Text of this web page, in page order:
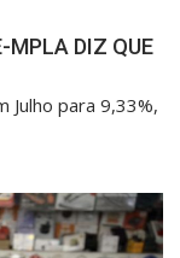
MPLA DIZ QUE
Julho para 9,33%,